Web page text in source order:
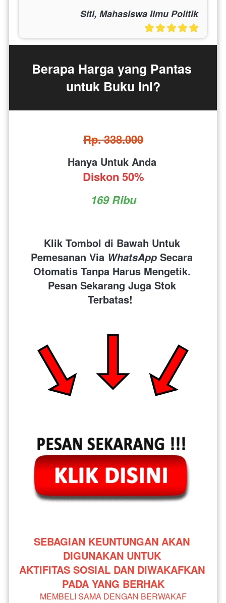
Siti, Mahasiswa Ilmu Politik
Berapa Harga yang Pantas
untuk Buku ini?
Rp. 338.000
Hanya Untuk Anda
Diskon 50%
169 Ribu
Klik Tombol di Bawah Untuk
Pemesanan Via WhatsApp Secara
Otomatis Tanpa Harus Mengetik.
Pesan Sekarang Juga Stok
Terbatas!
SEBAGIAN KEUNTUNGAN AKAN
DIGUNAKAN UNTUK
AKTIFITAS SOSIAL DAN DIWAKAFKAN
PADA YANG BERHAK
MEMBELI SAMA DENGAN BERWAKAF